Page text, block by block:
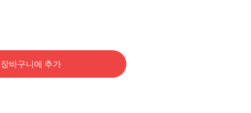
장바구니에 추가